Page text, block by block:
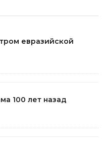
евразийской
100 лет назад